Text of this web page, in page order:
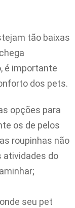
tão baixas
é importante
dos pets.
opções para
os de pelos
roupinhas não
atividades do
seu pet